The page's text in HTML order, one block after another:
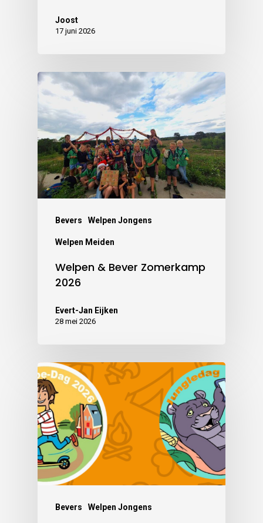
Joost
17 juni 2026
Bevers Welpen Jongens
Welpen Meiden
Welpen & Bever Zomerkamp
2026
Evert-Jan Eijken
28 mei 2026
Bevers Welpen Jongens